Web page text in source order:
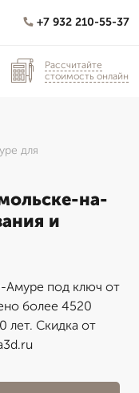
+7 932 210-55-37
Рассчитайте
стоимость онлайн
для
на-
и
Амуре под ключ от
более 4520
лет. Скидка от